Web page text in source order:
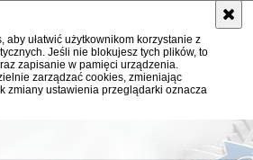
aby ułatwić użytkownikom korzystanie z
Jeśli nie blokujesz tych plików, to
zapisanie w pamięci urządzenia.
zarządzać cookies, zmieniając
zmiany ustawienia przeglądarki oznacza